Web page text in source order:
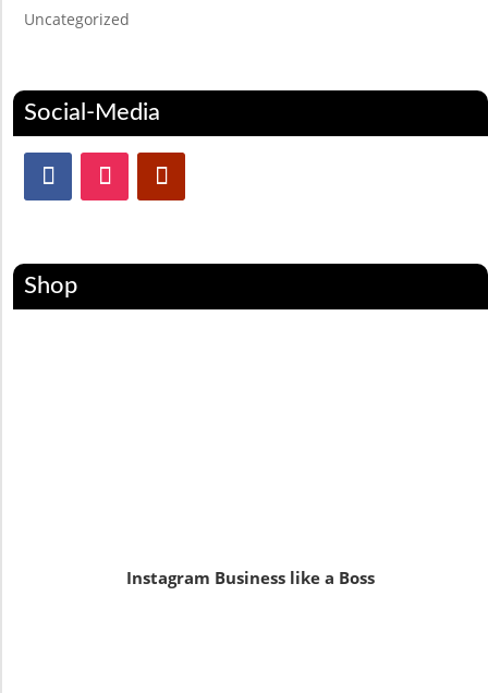
Uncategorized
Social-Media
Shop
Instagram Business like a Boss